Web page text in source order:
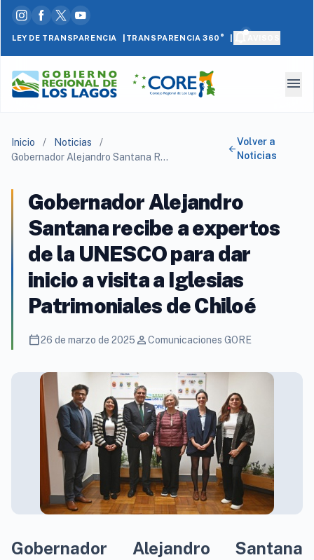
LEY DE TRANSPARENCIA | TRANSPARENCIA 360°
menu
Inicio / Noticias
/
Gobernador Alejandro Santana Recibe A Expertos De La Unesco Para Dar Inicio A Visita A Iglesias Patrimoniales De Chiloé
arrow_back
Volver a
Noticias
Gobernador Alejandro
Santana recibe a expertos
de la UNESCO para dar
inicio a visita a Iglesias
Patrimoniales de Chiloé
calendar_today26 de marzo de 2025 personComunicaciones GORE
Gobernador Alejandro Santana